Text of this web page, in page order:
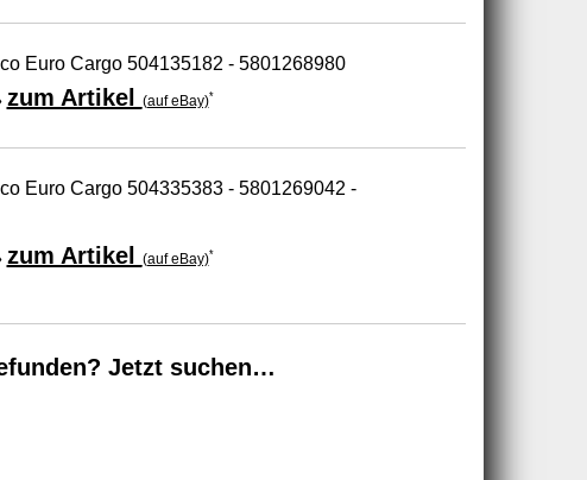
Euro Cargo 504135182 - 5801268980
zum Artikel (auf eBay)*
Euro Cargo 504335383 - 5801269042 -
zum Artikel (auf eBay)*
Jetzt suchen…